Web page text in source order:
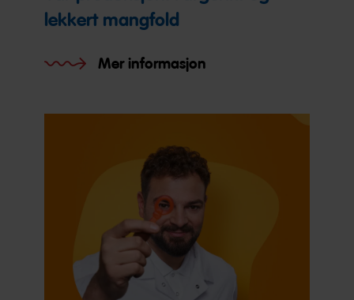
lekkert mangfold
Mer informasjon